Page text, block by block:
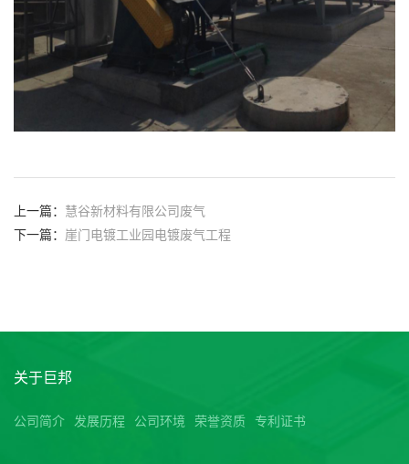
上一篇： 慧谷新材料有限公司废气
下一篇： 崖门电镀工业园电镀废气工程
关于巨邦
公司简介 发展历程 公司环境 荣誉资质 专利证书